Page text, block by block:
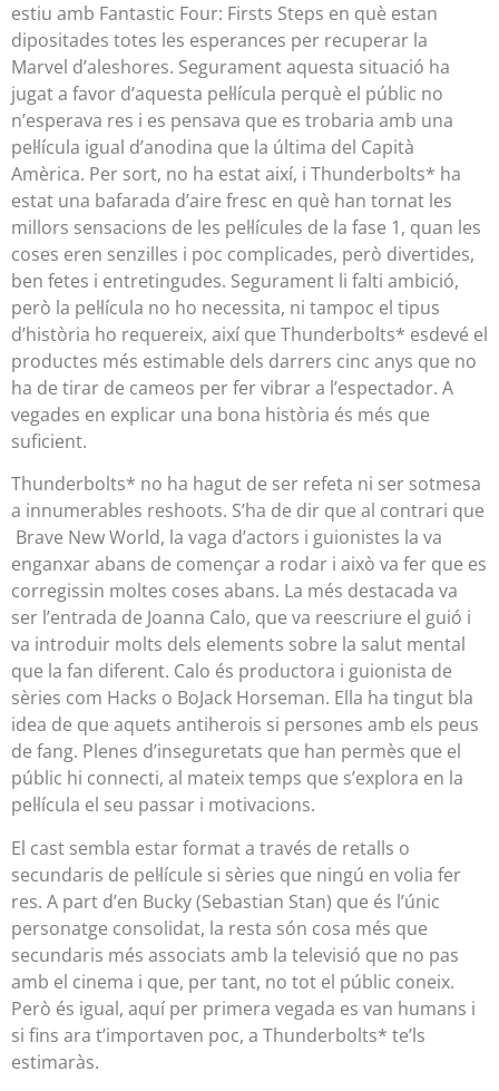
estiu amb Fantastic Four: Firsts Steps en què estan
dipositades totes les esperances per recuperar la
Marvel d’aleshores. Segurament aquesta situació ha
jugat a favor d’aquesta pel·lícula perquè el públic no
n’esperava res i es pensava que es trobaria amb una
pel·lícula igual d’anodina que la última del Capità
Amèrica. Per sort, no ha estat així, i Thunderbolts* ha
estat una bafarada d’aire fresc en què han tornat les
millors sensacions de les pel·lícules de la fase 1, quan les
coses eren senzilles i poc complicades, però divertides,
ben fetes i entretingudes. Segurament li falti ambició,
però la pel·lícula no ho necessita, ni tampoc el tipus
d’història ho requereix, així que Thunderbolts* esdevé el
productes més estimable dels darrers cinc anys que no
ha de tirar de cameos per fer vibrar a l’espectador. A
vegades en explicar una bona història és més que
suficient.
Thunderbolts* no ha hagut de ser refeta ni ser sotmesa
a innumerables reshoots. S’ha de dir que al contrari que
Brave New World, la vaga d’actors i guionistes la va
enganxar abans de començar a rodar i això va fer que es
corregissin moltes coses abans. La més destacada va
ser l’entrada de Joanna Calo, que va reescriure el guió i
va introduir molts dels elements sobre la salut mental
que la fan diferent. Calo és productora i guionista de
sèries com Hacks o BoJack Horseman. Ella ha tingut bla
idea de que aquets antiherois si persones amb els peus
de fang. Plenes d’inseguretats que han permès que el
públic hi connecti, al mateix temps que s’explora en la
pel·lícula el seu passar i motivacions.
El cast sembla estar format a través de retalls o
secundaris de pel·lícule si sèries que ningú en volia fer
res. A part d’en Bucky (Sebastian Stan) que és l’únic
personatge consolidat, la resta són cosa més que
secundaris més associats amb la televisió que no pas
amb el cinema i que, per tant, no tot el públic coneix.
Però és igual, aquí per primera vegada es van humans i
si fins ara t’importaven poc, a Thunderbolts* te’ls
estimaràs.